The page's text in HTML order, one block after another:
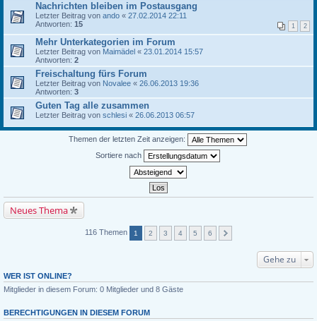
Nachrichten bleiben im Postausgang
Letzter Beitrag von ando « 27.02.2014 22:11
Antworten: 15 1 2
Mehr Unterkategorien im Forum
Letzter Beitrag von Maimädel « 23.01.2014 15:57
Antworten: 2
Freischaltung fürs Forum
Letzter Beitrag von Novalee « 26.06.2013 19:36
Antworten: 3
Guten Tag alle zusammen
Letzter Beitrag von schlesi « 26.06.2013 06:57
Themen der letzten Zeit anzeigen:
Sortiere nach
Neues Thema
116 Themen 1 2 3 4 5 6
Gehe zu
WER IST ONLINE?
Mitglieder in diesem Forum: 0 Mitglieder und 8 Gäste
BERECHTIGUNGEN IN DIESEM FORUM